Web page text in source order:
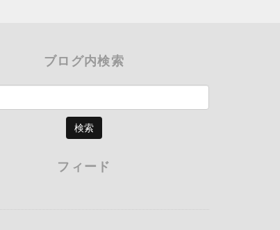
ブログ内検索
フィード